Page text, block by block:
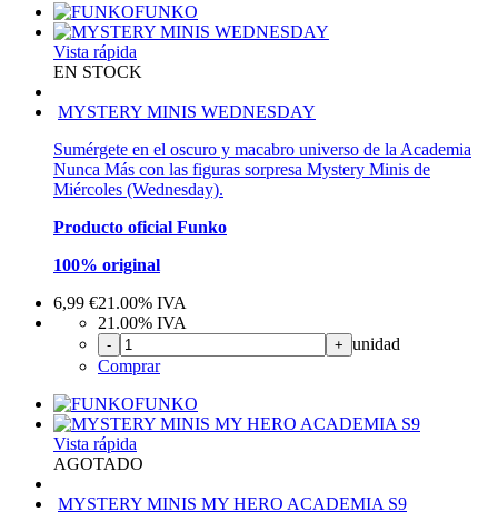
FUNKO
Vista rápida
EN STOCK
MYSTERY MINIS WEDNESDAY
Sumérgete en el oscuro y macabro universo de la Academia
Nunca Más con las figuras sorpresa Mystery Minis de
Miércoles (Wednesday).
Producto oficial Funko
100% original
6,99 €21.00% IVA
21.00% IVA
- + unidad
Comprar
FUNKO
Vista rápida
AGOTADO
MYSTERY MINIS MY HERO ACADEMIA S9